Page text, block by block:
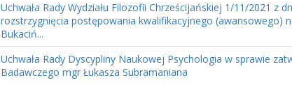
Uchwała Rady Wydziału Filozofii Chrześcijańskiej 1/11/2021 z
rozstrzygnięcia postępowania kwalifikacyjnego (awansowego)
Bukaciń...
Uchwała Rady Dyscypliny Naukowej Psychologia w sprawie
Badawczego mgr Łukasza Subramaniana